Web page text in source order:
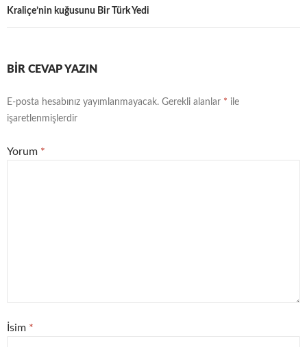
Kraliçe’nin kuğusunu Bir Türk Yedi
BIR CEVAP YAZIN
E-posta hesabınız yayımlanmayacak. Gerekli alanlar * ile
işaretlenmişlerdir
Yorum *
İsim *